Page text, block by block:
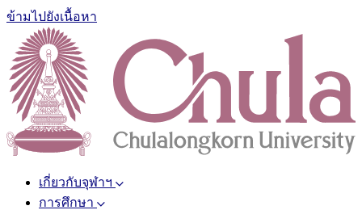
ข้ามไปยังเนื้อหา
เกี่ยวกับจุฬาฯ
การศึกษา